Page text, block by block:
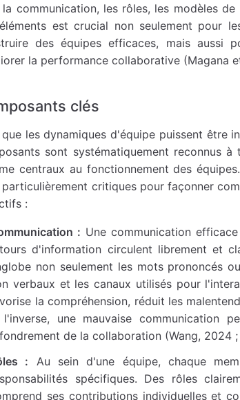
la communication, les rôles, les modèles
est crucial non seulement pour
des équipes efficaces, mais aussi
la performance collaborative (Magana
clés
que les dynamiques d'équipe puissent être
sont systématiquement reconnus
centraux au fonctionnement des
critiques pour façonner
:
: Une communication
d'information circulent librement et
non seulement les mots prononcés
verbaux et les canaux utilisés pour
la compréhension, réduit les
une mauvaise communication
de la collaboration (Wang, 2024
: Au sein d'une équipe, chaque
spécifiques. Des rôles
ses contributions individuelles et